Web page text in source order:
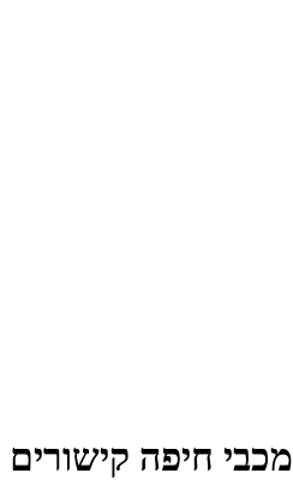
מכבי חיפה קישורים